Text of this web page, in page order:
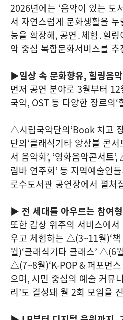
2026년에는 ‘음악이 있는 도
서 자연스럽게 문화생활을
능을 확장해, 공연․체험․힐
악 중심 복합문화서비스를
▶일상 속 문화향유, 힐링음
먼저 공연 분야로 3월부터 12
국악, OST등 다양한 장르의‘
△시립국악단의‘Book치고
단의‘클래식기타 앙상블 콘서
서 음악회’, ‘영화음악콘서트’,
림바 연주회’ 등 지역예술인
로수도서관 공연장에서 펼쳐
▶ 전 세대를 아우르는 참여
또한 감상 위주의 서비스에
우고 체험하는 △(3~11월)‘
월)‘클래식기타 클래스’△(6
△(7~8월)‘K-POP &퍼포먼
으며, 시민 중심의 예술 커뮤
리’도 결성돼 월 2회 모임을